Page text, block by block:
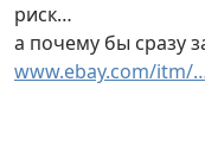
риск…
а почему бы сразу
www.ebay.com/itm/